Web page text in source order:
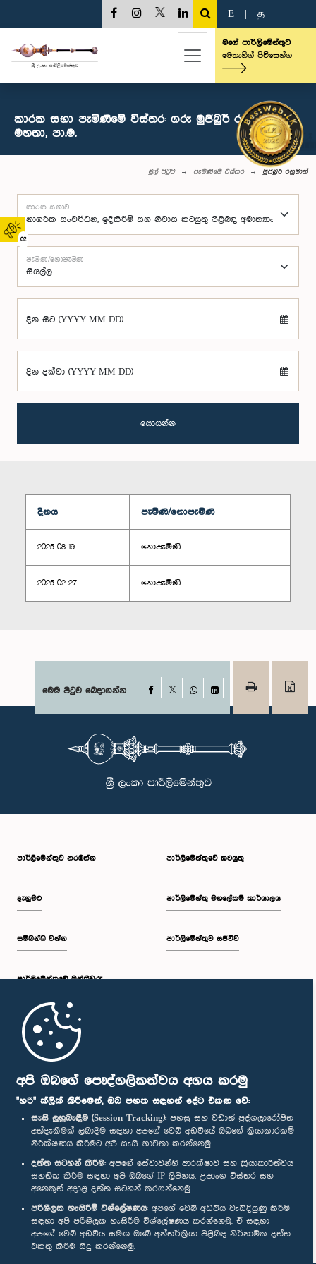
අපි ඔබගේ පෞද්ගලිකත්වය අගය කරමු
"හරි" ක්ලික් කිරීමෙන්, ඔබ පහත සඳහන් දේට එකඟ වේ:
සැසි ලුහුබැඳීම (Session Tracking): පහසු සහ වඩාත් පුද්ගලාරෝපිත
අත්දැකීමක් ලබාදීම සඳහා අපගේ වෙබ් අඩවියේ ඔබගේ ක්‍රියාකාරකම්
නිරීක්ෂණය කිරීමට අපි සැසි භාවිතා කරන්නෙමු.
දත්ත සටහන් කිරීම: අපගේ සේවාවන්හි ආරක්ෂාව සහ ක්‍රියාකාරීත්වය
සහතික කිරීම සඳහා අපි ඔබගේ IP ලිපිනය, උපාංග විස්තර සහ
අනෙකුත් අදාළ දත්ත සටහන් කරගන්නෙමු.
පරිශීලක හැසිරීම් විශ්ලේෂණය: අපගේ වෙබ් අඩවිය වැඩිදියුණු කිරීම
සඳහා අපි පරිශීලක හැසිරීම විශ්ලේෂණය කරන්නෙමු. ඒ සඳහා
අපගේ වෙබ් අඩවිය සමඟ ඔබේ අන්තර්ක්‍රියා පිළිබඳ නිර්නාමික දත්ත
එකතු කිරීම සිදු කරන්නෙමු.
02
E த
මගේ පාර්ලිමේන්තුව
මෙතැනින් පිවිසෙන්න
කාරක සභා පැමිණීමේ විස්තර: ගරු මුජිබුර් රහුමාන්
මහතා, පා.ම.
මුල් පිටුව පැමිණීමේ විස්තර මුජිබුර් රහුමාන්
කාරක සභාව
පැමිණි/නොපැමිණි
දින සිට (YYYY-MM-DD)
දින දක්වා (YYYY-MM-DD)
සොයන්න
දිනය පැමිණි/නොපැමිණි
2025-08-19 නොපැමිණි
2025-02-27 නොපැමිණි
මෙම පිටුව බෙදාගන්න Facebook
WhatsAppLinkedIn
පාර්ලි‌මේන්තුව නරඹන්න
දැනුමට
සම්බන්ධ වන්න
පාර්ලි‌මේන්තුවේ මන්ත්‍රීවරු
මුල් පිටුව
පාර්ලිමේන්තුවේ කටයුතු
පාර්ලිමේන්තු මහලේකම් කාර්යාලය
පාර්ලිමේන්තුව සජීවීව
පාර්ලිමේන්තු ජංගම යෙදුම
අප හා සම්බන්ධ වී සිටින්න :
සම්මාන
පෞද්ගලිකත්ව ප්‍රතිපත්තිය